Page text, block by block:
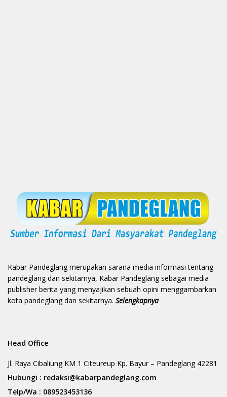
Kabar Pandeglang merupakan sarana media informasi tentang
pandeglang dan sekitarnya, Kabar Pandeglang sebagai media
publisher berita yang menyajikan sebuah opini menggambarkan
kota pandeglang dan sekitarnya. Selengkapnya
Head Office
Jl. Raya Cibaliung KM 1 Citeureup Kp. Bayur – Pandeglang 42281
Hubungi : redaksi@kabarpandeglang.com
Telp/Wa : 089523453136